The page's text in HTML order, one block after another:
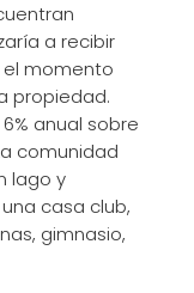
a recibir
momento
propiedad.
anual sobre
comunidad
lago y
casa club,
gimnasio,